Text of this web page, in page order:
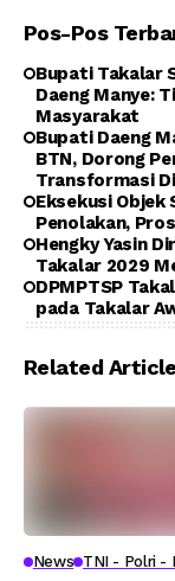
Pos-Pos
Bupati Takalar
Daeng Manye:
Masyarakat
Bupati Daeng
BTN, Dorong
Transformasi
Eksekusi Objek
Penolakan,
Hengky Yasin
Takalar 2029
DPMPTSP
pada Takalar
Related
News TNI - Polri -